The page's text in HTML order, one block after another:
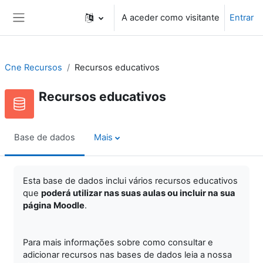
A aceder como visitante Entrar
Cne Recursos Recursos educativos
Recursos educativos
Base de dados Mais
Esta base de dados inclui vários recursos educativos
que poderá utilizar nas suas aulas ou incluir na sua
página Moodle.
Para mais informações sobre como consultar e
adicionar recursos nas bases de dados leia a nossa